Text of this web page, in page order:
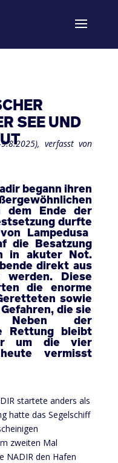
SEE UND
verfasst von
begann ihren
demEnde der
durfte
Lampedusa
die Besatzung
in akuterNot.
direkt aus
werden. Diese
dieenorme
sowie
Gefahren, diesie
der
Rettung bleibt
um die vier
heute
vermisst
startete anders als
hatte das Segelschiff
zweiten Mal
NADIR den Hafen